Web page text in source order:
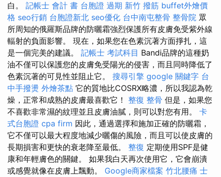
白。 記帳士 會計 書 台胞證 過期 新竹 撥筋 buffet外燴價
格 seo行銷 台胞證新北 seo優化 台中南屯整骨 整骨院 眾
所周知的俄羅斯品牌的防曬霜強烈保護所有皮膚免受紫外線
輻射的負面影響。 現在，如果您在色素沉著方面掙扎，這
是一個完美的建議。 記帳士 考試科目 Bandi品牌的這種奶
油不僅可以保護您的皮膚免受陽光的侵害，而且同時降低了
色素沉著的可見性並阻止它。 搜尋引擎 google 關鍵字 台
中手撥燙 外燴茶點 它的質地比COSRX略濃，所以我認為乾
燥，正常和成熟的皮膚最喜歡它！ 整復 整骨 但是，如果您
不喜歡非常濕的紋理並且皮膚油膩，則可以對您有用。 卡
式台胞證 cpa firm 因此，通過選擇和施加正確的防曬霜，
它不僅可以最大程度地減少曬傷的風險，而且可以使皮膚的
長期損害和更快的衰老降至最低。 整復 定期使用SPF是健
康和年輕膚色的關鍵。 如果我白天再次使用它，它會崩潰
或感覺就像在皮膚上飄動。 Google商家檔案 竹北腰痛 士